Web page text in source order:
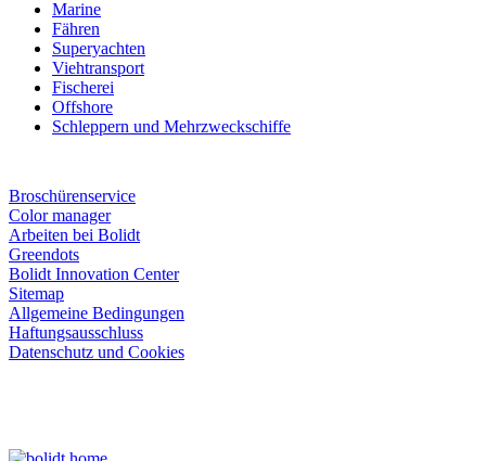
Marine
Fähren
Superyachten
Viehtransport
Fischerei
Offshore
Schleppern und Mehrzweckschiffe
Broschürenservice
Color manager
Arbeiten bei Bolidt
Greendots
Bolidt Innovation Center
Sitemap
Allgemeine Bedingungen
Haftungsausschluss
Datenschutz und Cookies